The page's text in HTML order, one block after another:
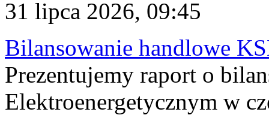
31 lipca 2026, 09:45
Bilansowanie handlowe
Prezentujemy raport o
Elektroenergetycznym w